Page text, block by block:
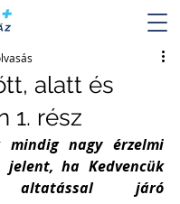
alatt és
1. rész
mindig nagy érzelmi
jelent, ha Kedvencük
altatással járó